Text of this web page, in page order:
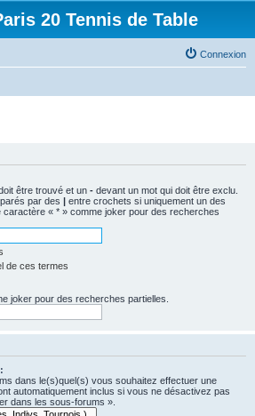
20 Tennis de Table
Connexion
être trouvé et un - devant un mot qui doit être exclu.
par des | entre crochets si uniquement un des
caractère « * » comme joker pour des recherches
de ces termes
joker pour des recherches partielles.
dans le(s)quel(s) vous souhaitez effectuer une
automatiquement inclus si vous ne désactivez pas
dans les sous-forums ».